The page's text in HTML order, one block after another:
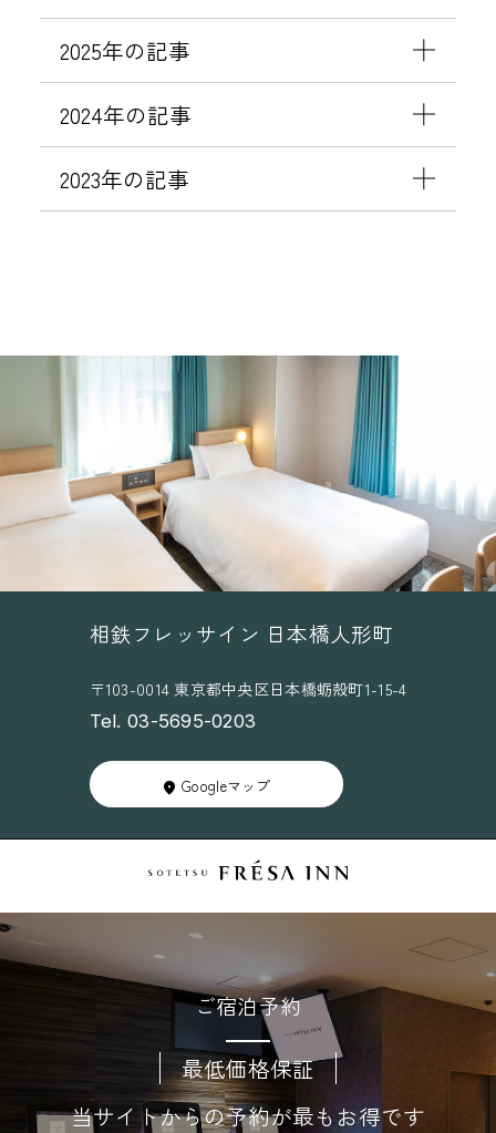
2025年の記事
2024年の記事
2023年の記事
相鉄フレッサイン 日本橋人形町
〒103-0014 東京都中央区日本橋蛎殻町1-15-4
Tel. 03-5695-0203
Googleマップ
ご宿泊予約
最低価格保証
当サイトからの予約が最もお得です